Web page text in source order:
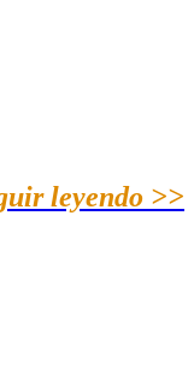
leyendo >>